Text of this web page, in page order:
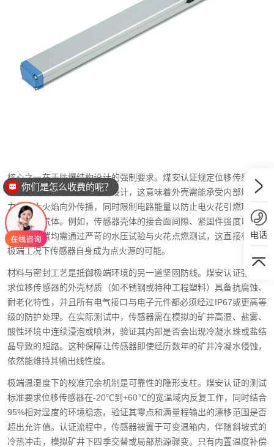
核心之一在于防爆结构设计的强制要求。煤安认证规定位移传感器必
须采用隔爆型或本安型电气设计，这意味着外壳需能承受内部爆炸压
力并阻止火焰向外传播，同时限制电路能量以防止电火花引燃环境中
的甲烷等气体。例如，传感器壳体的接合面间隙、紧固件强度以及电
缆引入装置均需通过严苛的水压试验与火花点燃测试，这直接杜绝了
极端工况下传感器自身成为点火源的可能。
材料与密封工艺是抵御极端环境的另一道坚固防线。煤安认证强制要
求位移传感器的外壳材质（如不锈钢或特种工程塑料）具备抗腐蚀、
耐老化特性，并且所有电气接口与电子元件都必须经过IP67或更高等
级的防护处理。在实际测试中，传感器需在模拟的矿井高湿、盐雾、
酸性环境中连续浸泡或喷淋，验证其内部是否会出现冷凝水珠或盐结
晶导致的短路。这种保障让传感器即使经历数年的矿井冷凝水侵蚀，
依然能维持其输出线性度。
极端温湿度下的校准冗余机制是可靠性的隐形支柱。煤安认证的测试
标准要求位移传感器在-20℃到+60℃的宽温域内反复工作，同时结合
95%相对湿度的环境稳态，验证其零点和满量程输出的漂移范围是否
超出允许值。认证流程中，传感器被置于可变温箱内，伴随斜坡式的
冷热冲击，模拟矿井下四季交替或局部热源骤变。只有内置温度补偿
电话
你们是怎么收费的呢？